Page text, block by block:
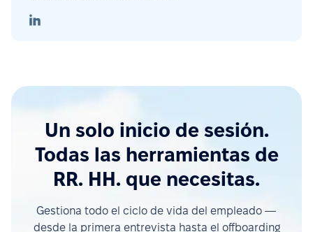
Un solo inicio de sesión.
Todas las herramientas de
RR. HH. que necesitas.
Gestiona todo el ciclo de vida del empleado —
desde la primera entrevista hasta el offboarding